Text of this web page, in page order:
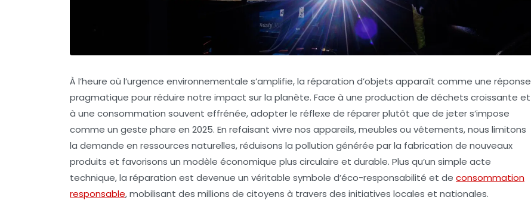
À l’heure où l’urgence environnementale s’amplifie, la réparation d’objets apparaît comme une réponse
pragmatique pour réduire notre impact sur la planète. Face à une production de déchets croissante et
à une consommation souvent effrénée, adopter le réflexe de réparer plutôt que de jeter s’impose
comme un geste phare en 2025. En refaisant vivre nos appareils, meubles ou vêtements, nous limitons
la demande en ressources naturelles, réduisons la pollution générée par la fabrication de nouveaux
produits et favorisons un modèle économique plus circulaire et durable. Plus qu’un simple acte
technique, la réparation est devenue un véritable symbole d’éco-responsabilité et de consommation
responsable, mobilisant des millions de citoyens à travers des initiatives locales et nationales.